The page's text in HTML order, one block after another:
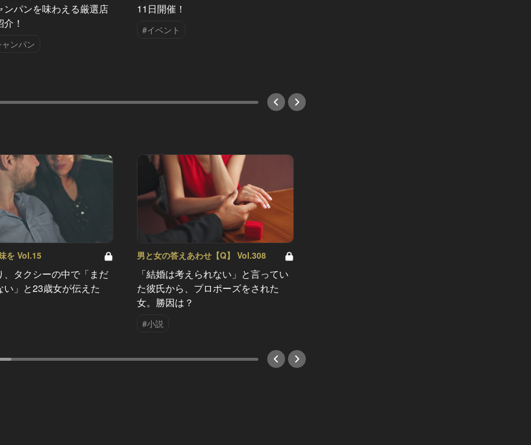
ンパンを味わえる厳選店
！
ンパン
11日開催！
#イベント
を Vol.15
、タクシーの中で「まだ
い」と23歳女が伝えた
男と女の答えあわせ【Q】 Vol.308
「結婚は考えられない」と言ってい
た彼氏から、プロポーズをされた
女。勝因は？
#小説